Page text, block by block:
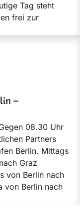
Tag steht
frei zur
–
08.30 Uhr
Partners
Berlin. Mittags
Graz
von Berlin nach
von Berlin nach